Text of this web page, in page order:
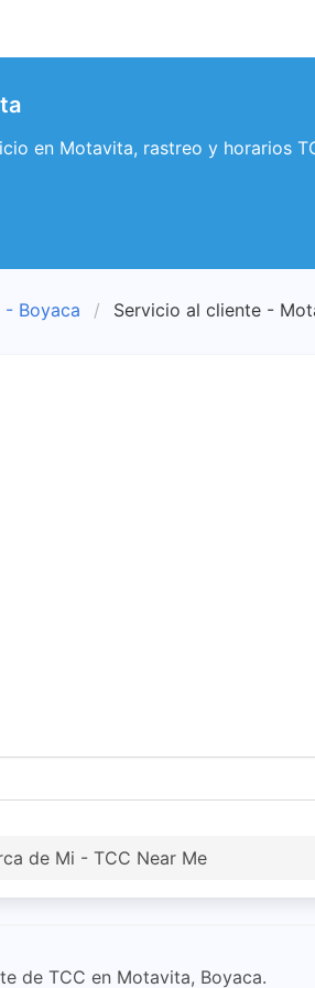
en Motavita, rastreo y horarios
Boyaca Servicio al cliente -
de Mi - TCC Near Me
de TCC en Motavita, Boyaca.